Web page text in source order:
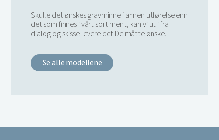
Skulle det ønskes gravminne i annen utførelse enn
det som finnes i vårt sortiment, kan vi ut i fra
dialog og skisse levere det De måtte ønske.
Se alle modellene